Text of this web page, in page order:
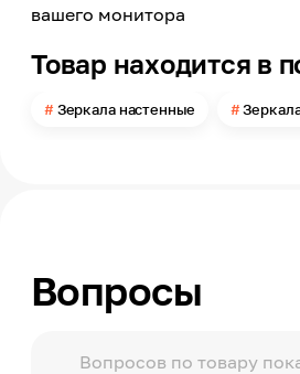
Цвет заявленный производителем
Материал
Наличие подсветки
вашего монитора
Товар находится в
Зеркала настенные
Вопросы
Вопросов по товару